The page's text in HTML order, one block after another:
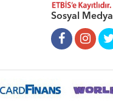
Sosyal Medya